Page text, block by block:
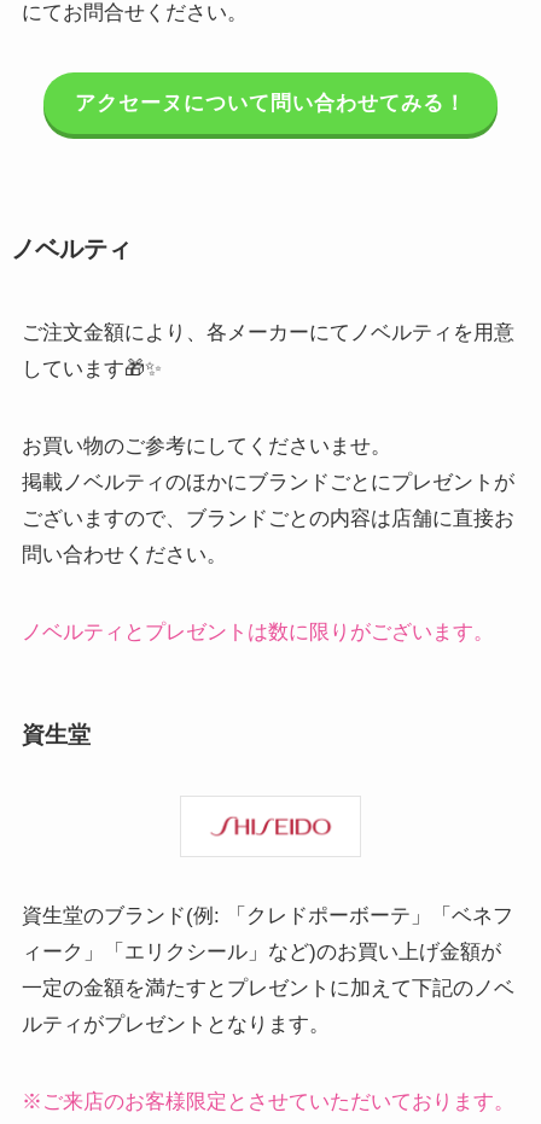
にてお問合せください。
アクセーヌについて問い合わせてみる！
ノベルティ
ご注文金額により、各メーカーにてノベルティを用意
しています🎁✨
お買い物のご参考にしてくださいませ。
掲載ノベルティのほかにブランドごとにプレゼントが
ございますので、ブランドごとの内容は店舗に直接お
問い合わせください。
ノベルティとプレゼントは数に限りがございます。
資生堂
資生堂のブランド(例: 「クレドポーボーテ」「ベネフ
ィーク」「エリクシール」など)のお買い上げ金額が
一定の金額を満たすとプレゼントに加えて下記のノベ
ルティがプレゼントとなります。
※ご来店のお客様限定とさせていただいております。